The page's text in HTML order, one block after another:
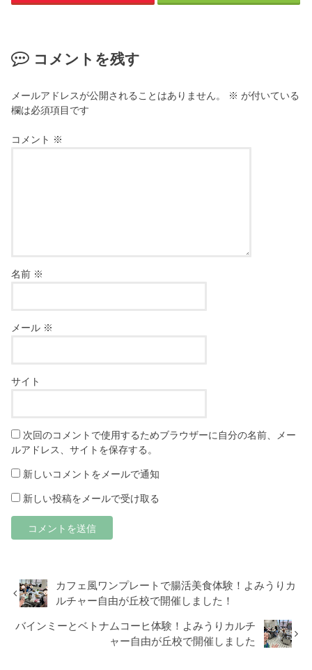
コメントを残す
メールアドレスが公開されることはありません。 ※ が付いている
欄は必須項目です
コメント ※
名前 ※
メール ※
サイト
次回のコメントで使用するためブラウザーに自分の名前、メー
ルアドレス、サイトを保存する。
新しいコメントをメールで通知
新しい投稿をメールで受け取る
カフェ風ワンプレートで腸活美食体験！よみうりカ
ルチャー自由が丘校で開催しました！
バインミーとベトナムコーヒ体験！よみうりカルチ
ャー自由が丘校で開催しました